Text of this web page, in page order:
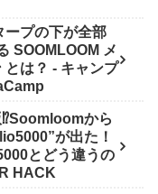
ープの下が全部
SOOMLOOM メ
とは？ - キャンプ
から
が出た！
とどう違うの
HACK